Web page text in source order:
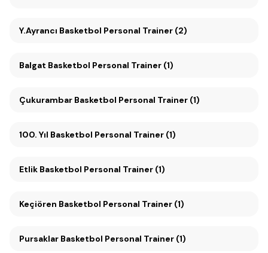
Y.Ayrancı Basketbol Personal Trainer (2)
Balgat Basketbol Personal Trainer (1)
Çukurambar Basketbol Personal Trainer (1)
100. Yıl Basketbol Personal Trainer (1)
Etlik Basketbol Personal Trainer (1)
Keçiören Basketbol Personal Trainer (1)
Pursaklar Basketbol Personal Trainer (1)